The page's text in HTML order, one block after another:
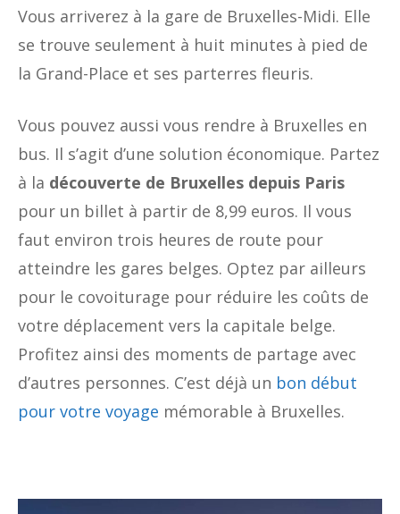
Vous arriverez à la gare de Bruxelles-Midi. Elle
se trouve seulement à huit minutes à pied de
la Grand-Place et ses parterres fleuris.
Vous pouvez aussi vous rendre à Bruxelles en
bus. Il s’agit d’une solution économique. Partez
à la découverte de Bruxelles depuis Paris
pour un billet à partir de 8,99 euros. Il vous
faut environ trois heures de route pour
atteindre les gares belges. Optez par ailleurs
pour le covoiturage pour réduire les coûts de
votre déplacement vers la capitale belge.
Profitez ainsi des moments de partage avec
d’autres personnes. C’est déjà un bon début
pour votre voyage mémorable à Bruxelles.